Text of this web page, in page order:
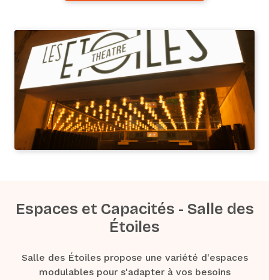
Espaces et Capacités - Salle des
Étoiles
Salle des Étoiles propose une variété d'espaces
modulables pour s'adapter à vos besoins